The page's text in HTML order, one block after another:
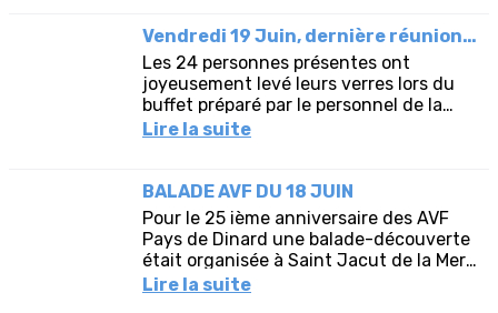
Vendredi 19 Juin, dernière réunion bowling avant septembre
Les 24 personnes présentes ont
joyeusement levé leurs verres lors du
buffet préparé par le personnel de la
Richardais.Certains, après avoir pris
Lire la suite
BALADE AVF DU 18 JUIN
Pour le 25 ième anniversaire des AVF
Pays de Dinard une balade-découverte
était organisée à Saint Jacut de la Mer
et la presqu'ile des Hébihens, ce jeudi
Lire la suite